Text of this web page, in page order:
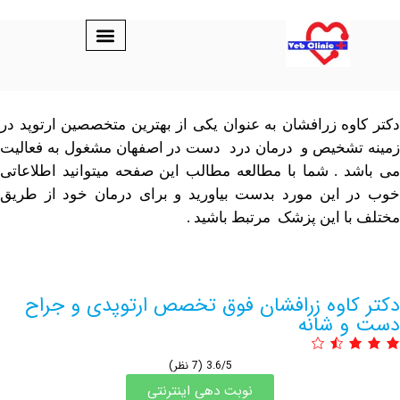
زرافشان به عنوان یکی از بهترین متخصصین ارتوپد در
و درمان درد دست در اصفهان مشغول به فعالیت
. شما با مطالعه مطالب این صفحه میتوانید اطلاعاتی
این مورد بدست بیاورید و برای درمان خود از طریق
این پزشک مرتبط باشید .
زرافشان فوق تخصص ارتوپدی و جراح
شانه
نوبت دهی اینترنتی